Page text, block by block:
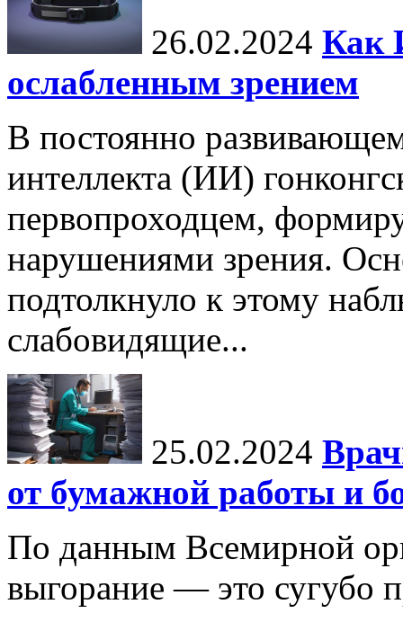
26.02.2024 Как
ослабленным зрением
В постоянно
интеллекта (ИИ)
первопроходцем,
нарушениями зрения.
подтолкнуло к этому
слабовидящие...
25.02.2024
от бумажной работы и
По данным Всемирной
выгорание — это сугубо